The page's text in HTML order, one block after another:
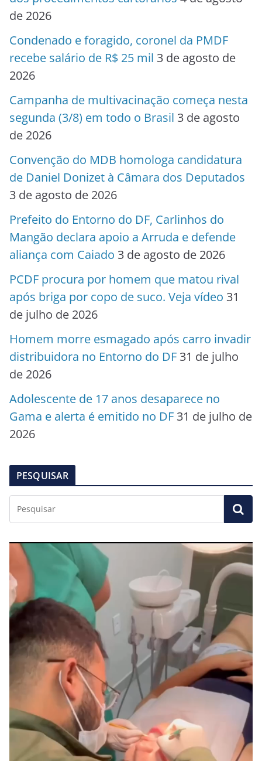
de 2026
Condenado e foragido, coronel da PMDF
recebe salário de R$ 25 mil 3 de agosto de
2026
Campanha de multivacinação começa nesta
segunda (3/8) em todo o Brasil 3 de agosto
de 2026
Convenção do MDB homologa candidatura
de Daniel Donizet à Câmara dos Deputados
3 de agosto de 2026
Prefeito do Entorno do DF, Carlinhos do
Mangão declara apoio a Arruda e defende
aliança com Caiado 3 de agosto de 2026
PCDF procura por homem que matou rival
após briga por copo de suco. Veja vídeo 31
de julho de 2026
Homem morre esmagado após carro invadir
distribuidora no Entorno do DF 31 de julho
de 2026
Adolescente de 17 anos desaparece no
Gama e alerta é emitido no DF 31 de julho de
2026
PESQUISAR